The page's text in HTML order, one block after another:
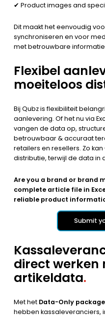
✔ Product images and
Dit maakt het eenvoudig
synchroniseren en voor
met betrouwbare
Flexibel
moeiteloos
Bij Qubz is flexibiliteit
aanlevering. Of het nu via
vangen de data op,
betrouwbaar & accuraat
retailers en resellers. Zo
distributie, terwijl de data in
Are you a brand or brand
complete article file in
reliable product
Submit
direct werken
artikeldata.
Met het Data-Only
hebben kassaleveranciers,